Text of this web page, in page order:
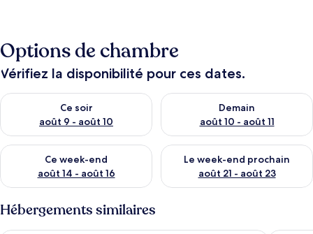
Options de chambre
Vérifiez la disponibilité pour ces dates.
Ce soir
août 9 - août 10
Vérifier la disponibilité pour ce soir août 9 - août 10
Demain
août 10 - août 11
Vérifier la disponibilité pour
Ce week-end
août 14 - août 16
Vérifier la disponibilité pour ce week-end août 14 - août 16
Le week-end prochain
août 21 - août 23
Vérifier la disponibilité pour
Hébergements similaires